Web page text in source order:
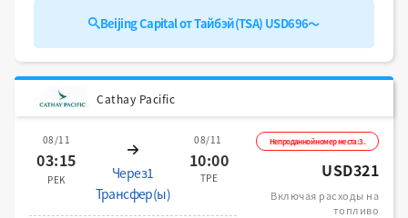
Beijing Capital от Тайбэй(TSA) USD696～
Cathay Pacific
08/11
03:15
PEK
Через1
Трансфер(ы)
08/11
10:00
TPE
Непроданной номер места:3.
USD321
Включая расходы на
топливо